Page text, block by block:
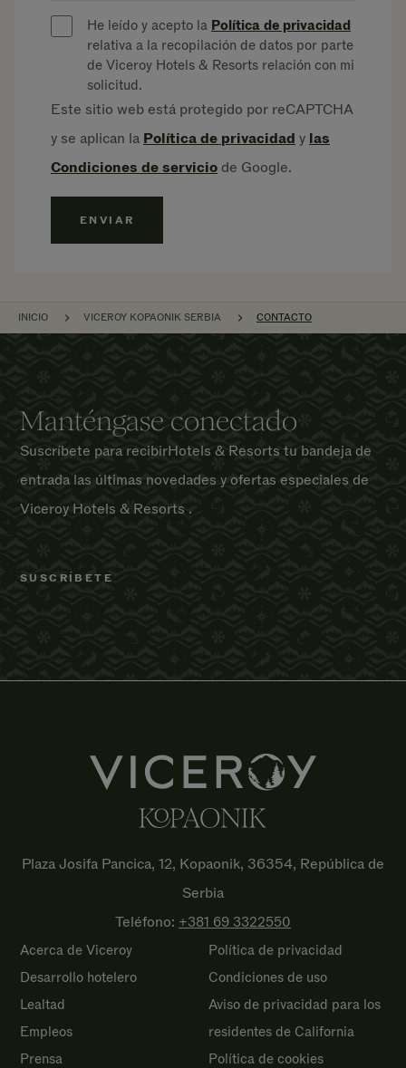
He leído y acepto la Política de privacidad
relativa a la recopilación de datos por parte
de Viceroy Hotels & Resorts relación con mi
solicitud.
Este sitio web está protegido por reCAPTCHA
y se aplican la Política de privacidad y las
Condiciones deservicio de Google.
NAVEGACIÓN POR EL SITIO
INICIO VICEROY KOPAONIK SERBIA CONTACTO
Manténgase conectado
Suscríbete para recibirHotels & Resorts tu bandeja de
entrada las últimas novedades y ofertas especiales de
Viceroy Hotels & Resorts .
Plaza Josifa Pancica, 12, Kopaonik, 36354, República de
Serbia
Teléfono: +381 69 3322550
Acerca de Viceroy
Desarrollo hotelero
Lealtad
Empleos
Prensa
Política de privacidad
Condiciones de uso
Aviso de privacidad para los
residentes de California
Política de cookies